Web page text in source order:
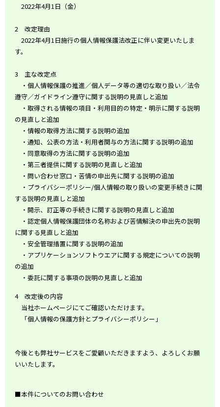
2022年4月1日（金）
2 改定理由
2022年4月1日施行の個人情報保護法改正に伴い変更いたしま
す。
3 主な改定点
・個人情報保護の推進／個人データ等の適切な取り扱い／法令
遵守／ガイドライン遵守に関する説明の見直しと追加
・取得される情報の項目・利用目的の特定・明示に関する説明
の見直しと追加
・情報の取得方法に関する説明の追加
・通知、公表の方法・利用者関与の方法に関する説明の追加
・同意取得の方法に関する説明の追加
・第三者提供に関する説明の見直しと追加
・問い合わせ窓口・苦情の申出先に関する説明の追加
・プライバシーポリシー/個人情報の取り扱いの変更手続きに関
する説明の見直しと追加
・開示、訂正等の手続きに関する説明の見直しと追加
・認定個人情報保護団体の名称および苦情解決の申出先の説明
に関する見直しと追加
・安全管理措置に関する説明の追加
・アプリケーションソフトウエアに関する規定についての説明
の追加
・委託に関する事項の説明の見直しと追加
4 改定後の内容
当社ホームページにてご確認いただけます。
「個人情報の保護方針とプライバシーポリシー」
今後とも弊社サービスをご愛顧いただきますよう、よろしくお願
いいたします。
■本件についてのお問い合わせ